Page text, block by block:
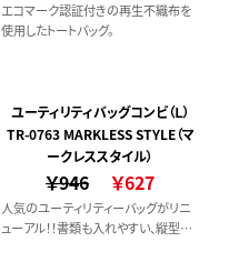
エコマーク認証付きの再生不織布を
使用したトートバッグ。
ユーティリティバッグコンビ（Ｌ）
TR-0763 MARKLESS STYLE（マ
ークレススタイル）
￥946 ￥627
人気のユーティリティーバッグがリニ
ューアル！！書類も入れやすい、縦型タ